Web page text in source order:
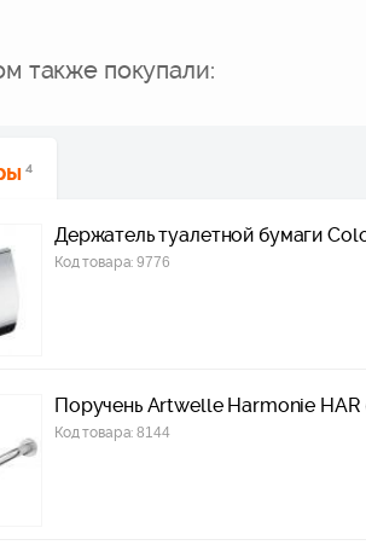
также покупали:
4
Держатель туалетной бумаги
Код товара:9776
Поручень Artwelle Harmonie HAR
Код товара:8144